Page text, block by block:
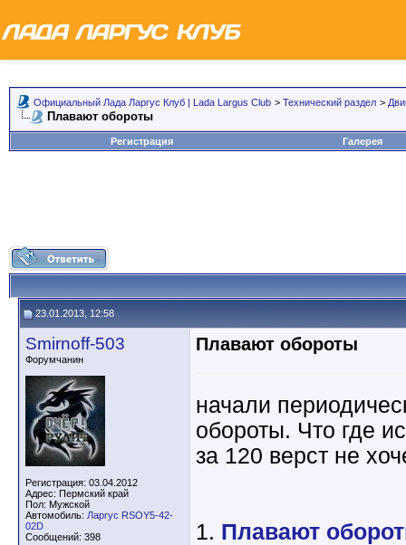
Официальный Лада Ларгус Клуб | Lada Largus Club > Технический раздел >
Плавают обороты
Регистрация Галерея
23.01.2013, 12:58
Smirnoff-503
Форумчанин
Регистрация: 03.04.2012
Адрес: Пермский край
Пол: Мужской
Автомобиль: Ларгус RSOY5-42-
02D
Сообщений: 398
Плавают обороты
начали
обороты. Что где
за 120 верст не
1. Плавают